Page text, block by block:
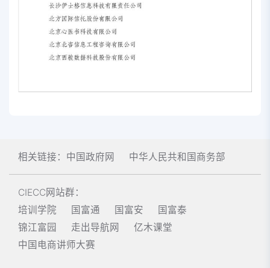
相关链接： 中国政府网 中华人民共和国商务部
CIECC网站群：
培训学院
国富通 国富安
国富泰
锦江富园
走出导航网
亿木课堂
中国电商讲师大赛